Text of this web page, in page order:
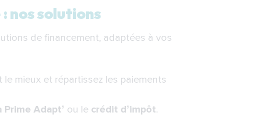
nos solutions
de financement, adaptées à vos
mieux et répartissez les paiements
Prime Adapt’ ou le crédit d’impôt.